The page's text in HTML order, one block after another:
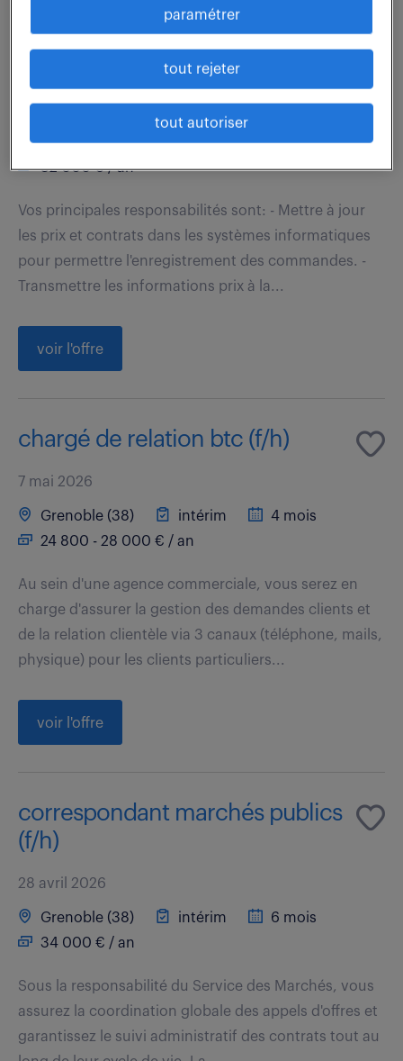
correspondant marché (f/h)
27 mai 2026
Grenoble (38) intérim
5 mois
32 000 € / an
Vos principales responsabilités sont: - Mettre à jour
les prix et contrats dans les systèmes informatiques
pour permettre l'enregistrement des commandes. -
Transmettre les informations prix à la...
voir l'offre
chargé de relation btc (f/h)
7 mai 2026
Grenoble (38) intérim
4 mois
24 800 - 28 000 € / an
Au sein d'une agence commerciale, vous serez en
charge d'assurer la gestion des demandes clients et
de la relation clientèle via 3 canaux (téléphone, mails,
physique) pour les clients particuliers...
voir l'offre
correspondant marchés publics
(f/h)
28 avril 2026
Grenoble (38) intérim
6 mois
34 000 € / an
Sous la responsabilité du Service des Marchés, vous
assurez la coordination globale des appels d'offres et
garantissez le suivi administratif des contrats tout au
paramétrer
tout rejeter
tout autoriser